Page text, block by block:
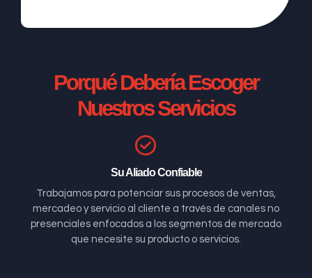
Porqué Debería Escoger
Nuestros Servicios
Su Aliado Confiable
Trabajamos para potenciar sus procesos de ventas,
mercadeo y servicio al cliente a través de canales no
presenciales enfocados a los segmentos de mercado
que necesite su producto o servicios.